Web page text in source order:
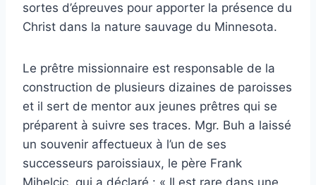
sortes d’épreuves pour apporter la présence du
Christ dans la nature sauvage du Minnesota.
Le prêtre missionnaire est responsable de la
construction de plusieurs dizaines de paroisses
et il sert de mentor aux jeunes prêtres qui se
préparent à suivre ses traces. Mgr. Buh a laissé
un souvenir affectueux à l’un de ses
successeurs paroissiaux, le père Frank